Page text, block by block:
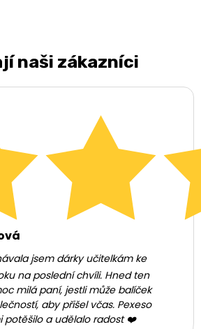
naši zákazníci
jsem dárky učitelkám ke
na poslední chvíli. Hned ten
milá paní, jestli může balíček
aby přišel včas. Pexeso
potěšilo a udělalo radost ❤️